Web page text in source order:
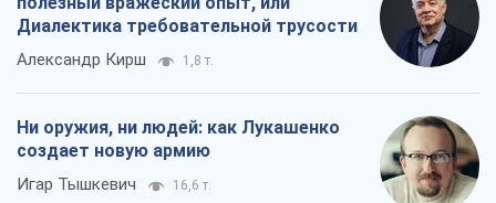
Диалектика требовательной трусости
Александр Кирш 1,8 т.
Ни оружия, ни людей: как Лукашенко
создает новую армию
Игар Тышкевич 16,6 т.